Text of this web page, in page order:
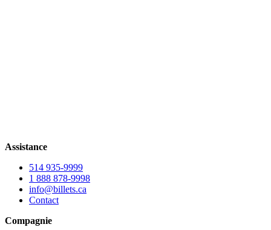
Assistance
514 935-9999
1 888 878-9998
info@billets.ca
Contact
Compagnie